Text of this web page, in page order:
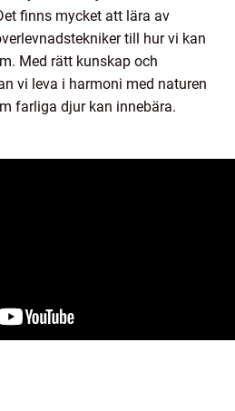
finns mycket att lära av
till hur vi kan
Med rätt kunskap och
vi leva i harmoni med naturen
farliga djur kan innebära.